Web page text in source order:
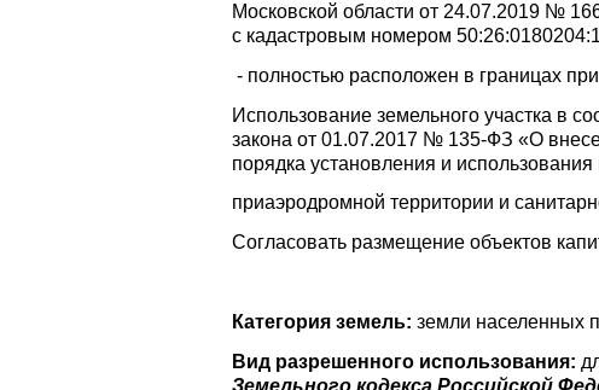
Московской области от 24.07.2019 №
с кадастровым номером
- полностью расположен в границах
Использование земельного участка в
закона от 01.07.2017 № 135-ФЗ «О
порядка установления и
приаэродромной территории и
Согласовать размещение объектов
Категория земель: земли населенных
Вид разрешенного использования:
Земельного кодекса Российской